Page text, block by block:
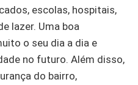
escolas, hospitais,
lazer. Uma boa
o seu dia a dia e
no futuro. Além disso,
do bairro,